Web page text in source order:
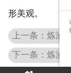
形美观。
上一条：炼油
下一条：炼油